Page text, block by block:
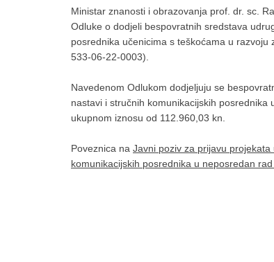
Ministar znanosti i obrazovanja prof. dr. sc.
Odluke o dodjeli bespovratnih sredstava
posrednika učenicima s teškoćama u
533-06-22-0003).
Navedenom Odlukom dodjeljuju se
nastavi i stručnih komunikacijskih
ukupnom iznosu od 112.960,03 kn.
Poveznica na Javni poziv za prijavu
komunikacijskih posrednika u neposredan